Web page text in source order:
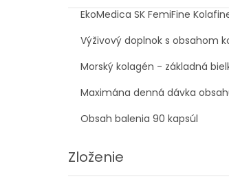
EkoMedica SK FemiFine
Výživový doplnok s obsahom
Morský kolagén - základná
Maximána denná dávka
Obsah balenia 90 kapsúl
Zloženie